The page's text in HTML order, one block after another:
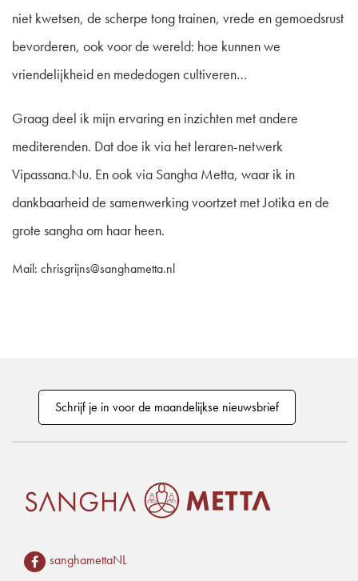
niet kwetsen, de scherpe tong trainen, vrede en gemoedsrust
bevorderen, ook voor de wereld: hoe kunnen we
vriendelijkheid en mededogen cultiveren…
Graag deel ik mijn ervaring en inzichten met andere
mediterenden. Dat doe ik via het leraren-netwerk
Vipassana.Nu. En ook via Sangha Metta, waar ik in
dankbaarheid de samenwerking voortzet met Jotika en de
grote sangha om haar heen.
Mail: chrisgrijns@sanghametta.nl
Schrijf je in voor de maandelijkse nieuwsbrief
sanghamettaNL